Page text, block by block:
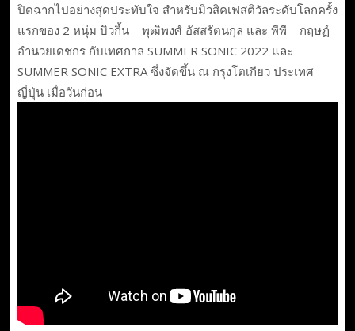
ปิดฉากไปอย่างสุดประทับใจ สำหรับมิวสิคเฟสติวัลระดับโลกครั้ง
แรกของ 2 หนุ่ม บิวกิ้น – พุฒิพงศ์ อัสสรัตนกุล และ พีพี – กฤษฏ์
อำนวยเดชกร กับเทศกาล SUMMER SONIC 2022 และ
SUMMER SONIC EXTRA ซึ่งจัดขึ้น ณ กรุงโตเกียว ประเทศ
ญี่ปุ่น เมื่อวันก่อน